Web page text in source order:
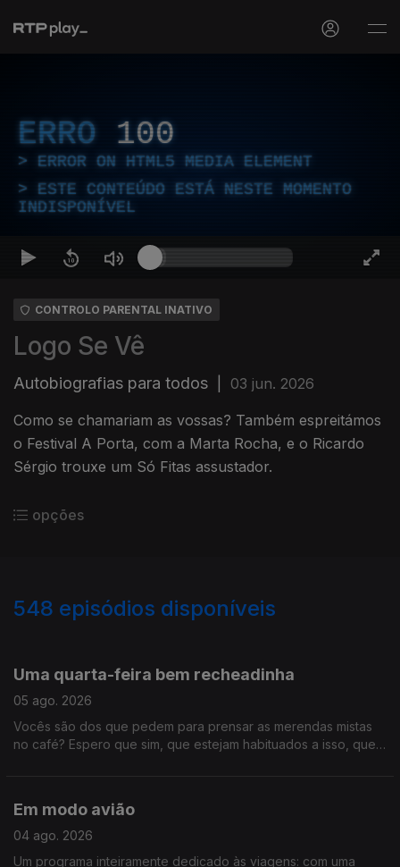
ERRO 100
ERROR ON HTML5 MEDIA ELEMENT
ESTE CONTEÚDO ESTÁ NESTE MOMENTO
INDISPONÍVEL
CONTROLO PARENTAL INATIVO
Logo Se Vê
Autobiografias para todos 03 jun. 2026
Como se chamariam as vossas? Também espreitámos
o Festival A Porta, com a Marta Rocha, e o Ricardo
Sérgio trouxe um Só Fitas assustador.
opções
548 episódios disponíveis
Uma quarta-feira bem recheadinha
05 ago. 2026
Vocês são dos que pedem para prensar as merendas mistas
no café? Espero que sim, que estejam habituados a isso, que
em Bicicleta e ainda demos um saltinho à primeira noite do
Vagos Metal Fest. Só mesmo neste estabelecimento - Logo Se
Em modo avião
04 ago. 2026
Um programa inteiramente dedicado às viagens: com uma